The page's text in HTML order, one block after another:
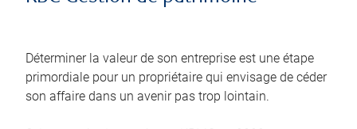
Déterminer la valeur de son entreprise est une étape
primordiale pour un propriétaire qui envisage de céder
son affaire dans un avenir pas trop lointain.